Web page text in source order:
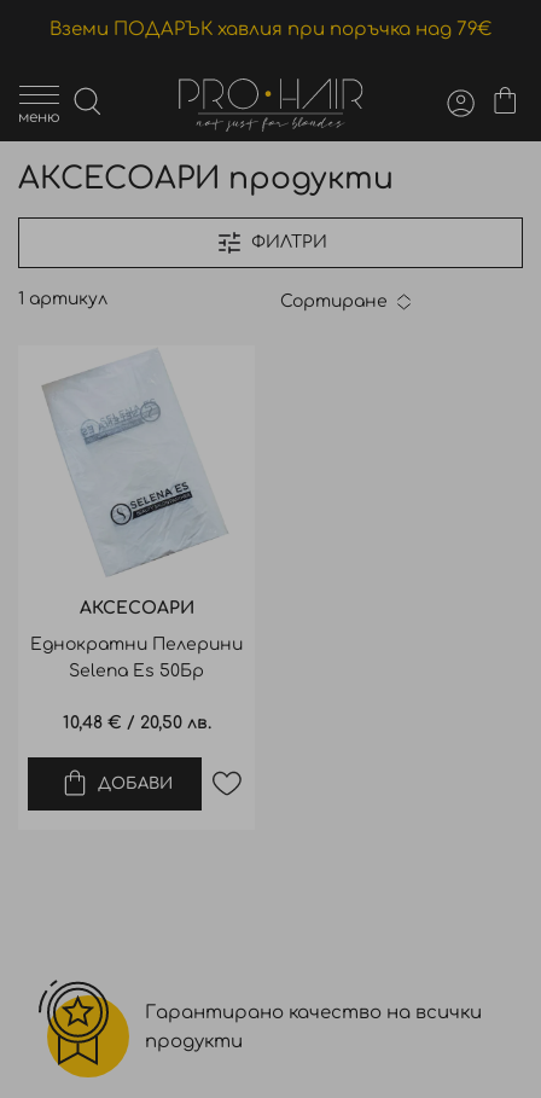
Вземи ПОДАРЪК хавлия при поръчка над 79€
меню
АКСЕСОАРИ продукти
ФИЛТРИ
1 артикул Сортиране
АКСЕСОАРИ
Еднократни Пелерини
Selena Es 50Бр
10,48 € / 20,50 лв.
ДОБАВИ
Гарантирано качество на всички
продукти